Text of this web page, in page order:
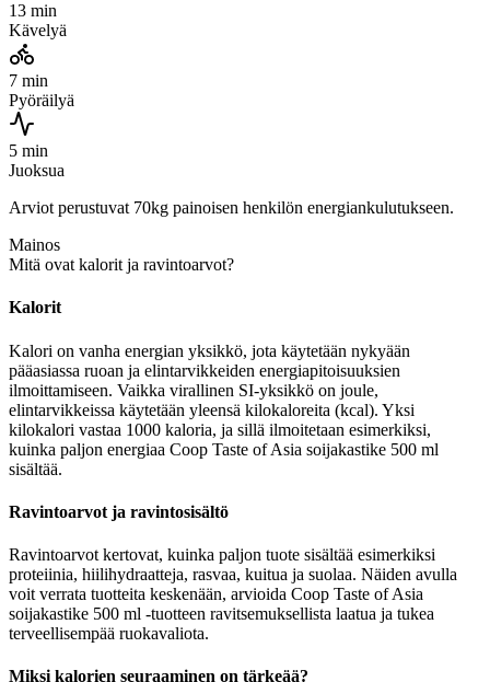
13 min
Kävelyä
7 min
Pyöräilyä
5 min
Juoksua
Arviot perustuvat 70kg painoisen henkilön energiankulutukseen.
Mainos
Mitä ovat kalorit ja ravintoarvot?
Kalorit
Kalori on vanha energian yksikkö, jota käytetään nykyään
pääasiassa ruoan ja elintarvikkeiden energiapitoisuuksien
ilmoittamiseen. Vaikka virallinen SI-yksikkö on joule,
elintarvikkeissa käytetään yleensä kilokaloreita (kcal). Yksi
kilokalori vastaa 1000 kaloria, ja sillä ilmoitetaan esimerkiksi,
kuinka paljon energiaa Coop Taste of Asia soijakastike 500 ml
sisältää.
Ravintoarvot ja ravintosisältö
Ravintoarvot kertovat, kuinka paljon tuote sisältää esimerkiksi
proteiinia, hiilihydraatteja, rasvaa, kuitua ja suolaa. Näiden avulla
voit verrata tuotteita keskenään, arvioida Coop Taste of Asia
soijakastike 500 ml -tuotteen ravitsemuksellista laatua ja tukea
terveellisempää ruokavaliota.
Miksi kalorien seuraaminen on tärkeää?